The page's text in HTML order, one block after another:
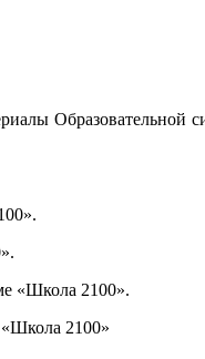
«Школа 2100».
«Школа 2100»